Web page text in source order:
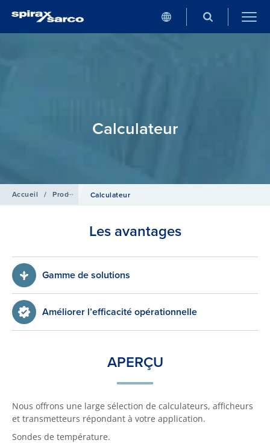
Calculateur
Accueil / Produits / Débitmétrie
Calculateur
Les avantages
Gamme de solutions
Améliorer l’efficacité opérationnelle
APERÇU
Nous offrons une large sélection de calculateurs, afficheurs
et transmetteurs répondant à votre application.
Sondes de température.